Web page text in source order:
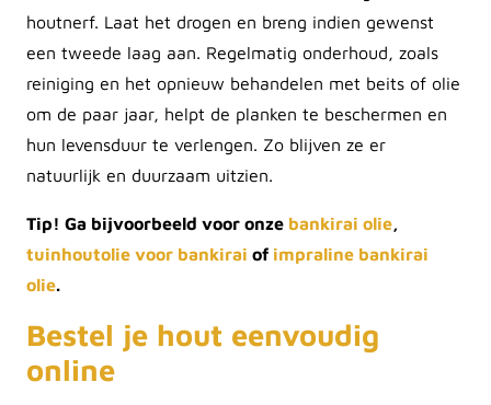
houtnerf. Laat het drogen en breng indien gewenst
een tweede laag aan. Regelmatig onderhoud, zoals
reiniging en het opnieuw behandelen met beits of olie
om de paar jaar, helpt de planken te beschermen en
hun levensduur te verlengen. Zo blijven ze er
natuurlijk en duurzaam uitzien.
Tip! Ga bijvoorbeeld voor onze bankirai olie,
tuinhoutolie voor bankirai of impraline bankirai
olie.
Bestel je hout eenvoudig
online